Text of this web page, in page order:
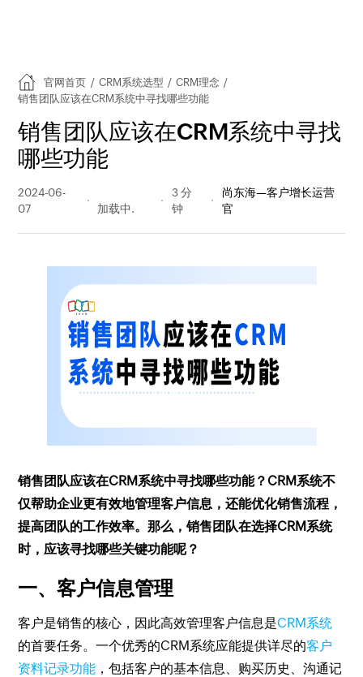
官网首页 / CRM系统选型 / CRM理念 /
销售团队应该在CRM系统中寻找哪些功能
销售团队应该在CRM系统中寻找
哪些功能
2024-06-
07
量
3 分
钟
尚东海—客户增长运营
官
销售团队应该在CRM系统中寻找哪些功能？CRM系统不
仅帮助企业更有效地管理客户信息，还能优化销售流程，
提高团队的工作效率。那么，销售团队在选择CRM系统
时，应该寻找哪些关键功能呢？
一、客户信息管理
客户是销售的核心，因此高效管理客户信息是CRM系统
的首要任务。一个优秀的CRM系统应能提供详尽的客户
资料记录功能 ，包括客户的基本信息、购买历史、沟通记